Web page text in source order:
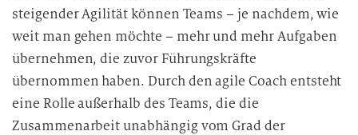
steigender Agilität können Teams – je nachdem, wie
weit man gehen möchte – mehr und mehr Aufgaben
übernehmen, die zuvor Führungskräfte
übernommen haben. Durch den agile Coach entsteht
eine Rolle außerhalb des Teams, die die
Zusammenarbeit unabhängig vom Grad der